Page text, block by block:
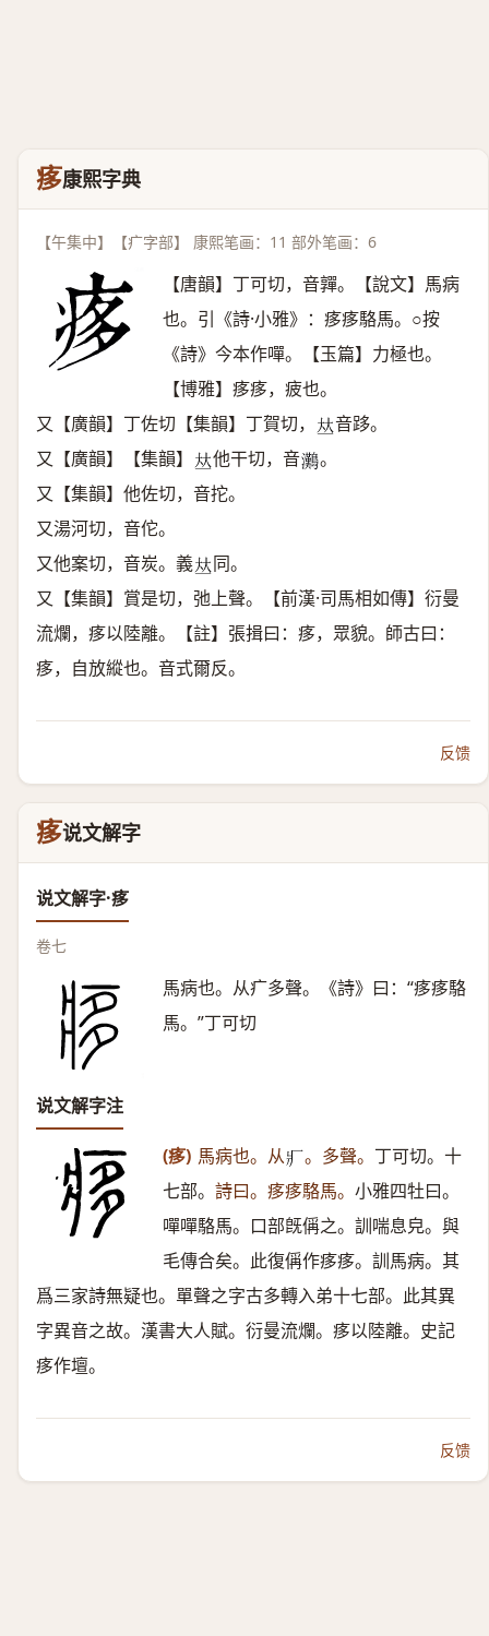
痑康熙字典
【午集中】【疒字部】 康熙笔画：11 部外笔画：6
【唐韻】丁可切，音嚲。【說文】馬病
也。引《詩·小雅》：痑痑駱馬。○按
《詩》今本作嘽。【玉篇】力極也。
【博雅】痑痑，疲也。
又【廣韻】丁佐切【集韻】丁賀切， 𠀤音跢。
又【廣韻】【集韻】 𠀤他干切，音𤅩 。
又【集韻】他佐切，音拕。
又湯河切，音佗。
又他案切，音炭。義𠀤同。
又【集韻】賞是切，弛上聲。【前漢·司馬相如傳】衍曼
流爛，痑以陸離。【註】張揖曰：痑，眾貌。師古曰：
痑，自放縱也。音式爾反。
反馈
痑说文解字
说文解字·痑
卷七
馬病也。从疒多聲。《詩》曰：“痑痑駱
馬。”丁可切
说文解字注
(痑) 馬病也。从𤕫 。多聲。 丁可切。十
七部。 詩曰。痑痑駱馬。 小雅四牡曰。
嘽嘽駱馬。口部旣偁之。訓喘息皃。與
毛傳合矣。此復偁作痑痑。訓馬病。其
爲三家詩無疑也。單聲之字古多轉入弟十七部。此其異
字異音之故。漢書大人賦。衍曼流爛。痑以陸離。史記
痑作壇。
反馈